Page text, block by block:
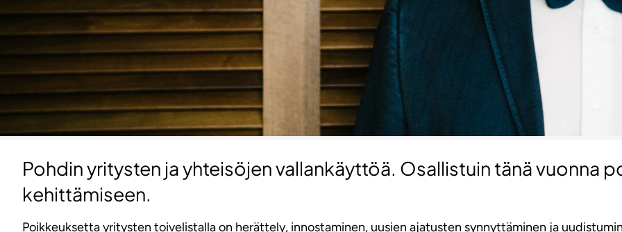
Pohdin yritysten ja yhteisöjen vallankäyttöä. Osallistuin tänä vuonna
kehittämiseen.
Poikkeuksetta yritysten toivelistalla on herättely, innostaminen, uusien ajatusten synnyttäminen ja